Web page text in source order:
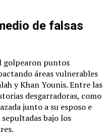
de falsas
golpearon puntos
áreas vulnerables
y Khan Younis. Entre las
desgarradoras, como
junto a su esposo e
bajo los